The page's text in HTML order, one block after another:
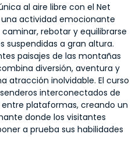
al aire libre con el Net
una actividad emocionante
rebotar y equilibrarse
suspendidas a gran altura.
paisajes de las montañas
diversión, aventura y
atracción inolvidable. El curso
interconectados de
plataformas, creando un
donde los visitantes
a prueba sus habilidades